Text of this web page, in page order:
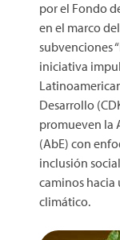
por el Fondo
en el marco
subvenciones
iniciativa
Desarrollo
promueven la
(AbE) con
inclusión
caminos
climático.